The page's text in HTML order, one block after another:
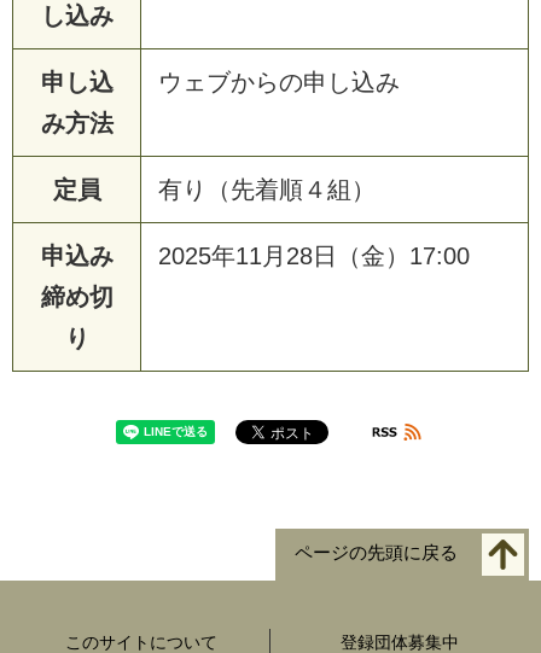
し込み
申し込
み方法
ウェブからの申し込み
定員 有り（先着順４組）
申込み
締め切
り
2025年11月28日（金）17:00
ページの先頭に戻る
このサイトについて 登録団体募集中